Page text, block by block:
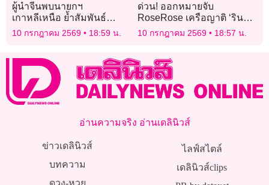
ผู้นำจีนพบนายกฯ
เกาหลีเหนือ ย้ำสัมพันธ์
แน่นแฟ้นครบรอบ 65 ปีสนธิ
สัญญา
10 กรกฎาคม 2569 18:59 น.
ด่วน! ออกหมายจับ
RoseRose เครือญาติ ‘ริน
ริน’ หัวหมอใช้ซิมคนตายลวง
‘แอร์มีนา’ หิ้วของ
10 กรกฎาคม 2569 18:57 น.
อ่านความจริง อ่านเดลินิวส์
ข่าวเดลินิวส์
บทความ
ดวง-หวย
ไลฟ์สไตล์
เดลินิวส์clips